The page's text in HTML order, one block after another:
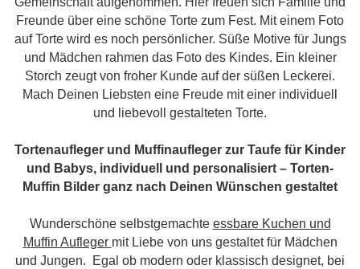
Freunde über eine schöne Torte zum Fest. Mit einem Foto
auf Torte wird es noch persönlicher. Süße Motive für Jungs
und Mädchen rahmen das Foto des Kindes. Ein kleiner
Storch zeugt von froher Kunde auf der süßen Leckerei.
Mach Deinen Liebsten eine Freude mit einer individuell
und liebevoll gestalteten Torte.
Tortenaufleger und Muffinaufleger zur Taufe für Kinder
und Babys, individuell und personalisiert – Torten-
Muffin Bilder ganz nach Deinen Wünschen gestaltet
Wunderschöne selbstgemachte essbare Kuchen und
Muffin Aufleger mit Liebe von uns gestaltet für Mädchen
und Jungen. Egal ob modern oder klassisch designet, bei